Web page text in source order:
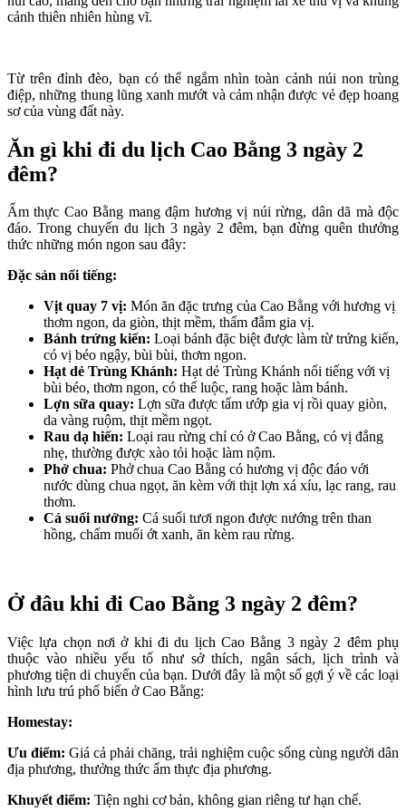
cảnh thiên nhiên hùng vĩ.
Từ trên đỉnh đèo, bạn có thể ngắm nhìn toàn cảnh núi non trùng
điệp, những thung lũng xanh mướt và cảm nhận được vẻ đẹp hoang
sơ của vùng đất này.
Ăn gì khi đi du lịch Cao Bằng 3 ngày 2
đêm?
Ẩm thực Cao Bằng mang đậm hương vị núi rừng, dân dã mà độc
đáo. Trong chuyến du lịch 3 ngày 2 đêm, bạn đừng quên thưởng
thức những món ngon sau đây:
Đặc sản nổi tiếng:
Vịt quay 7 vị: Món ăn đặc trưng của Cao Bằng với hương vị
thơm ngon, da giòn, thịt mềm, thấm đẫm gia vị.
Bánh trứng kiến: Loại bánh đặc biệt được làm từ trứng kiến,
có vị béo ngậy, bùi bùi, thơm ngon.
Hạt dẻ Trùng Khánh: Hạt dẻ Trùng Khánh nổi tiếng với vị
bùi béo, thơm ngon, có thể luộc, rang hoặc làm bánh.
Lợn sữa quay: Lợn sữa được tẩm ướp gia vị rồi quay giòn,
da vàng ruộm, thịt mềm ngọt.
Rau dạ hiến: Loại rau rừng chỉ có ở Cao Bằng, có vị đắng
nhẹ, thường được xào tỏi hoặc làm nộm.
Phở chua: Phở chua Cao Bằng có hương vị độc đáo với
nước dùng chua ngọt, ăn kèm với thịt lợn xá xíu, lạc rang, rau
thơm.
Cá suối nướng: Cá suối tươi ngon được nướng trên than
hồng, chấm muối ớt xanh, ăn kèm rau rừng.
Ở đâu khi đi Cao Bằng 3 ngày 2 đêm?
Việc lựa chọn nơi ở khi đi du lịch Cao Bằng 3 ngày 2 đêm phụ
thuộc vào nhiều yếu tố như sở thích, ngân sách, lịch trình và
phương tiện di chuyển của bạn. Dưới đây là một số gợi ý về các loại
hình lưu trú phổ biến ở Cao Bằng:
Homestay:
Ưu điểm: Giá cả phải chăng, trải nghiệm cuộc sống cùng người dân
địa phương, thưởng thức ẩm thực địa phương.
Khuyết điểm: Tiện nghi cơ bản, không gian riêng tư hạn chế.